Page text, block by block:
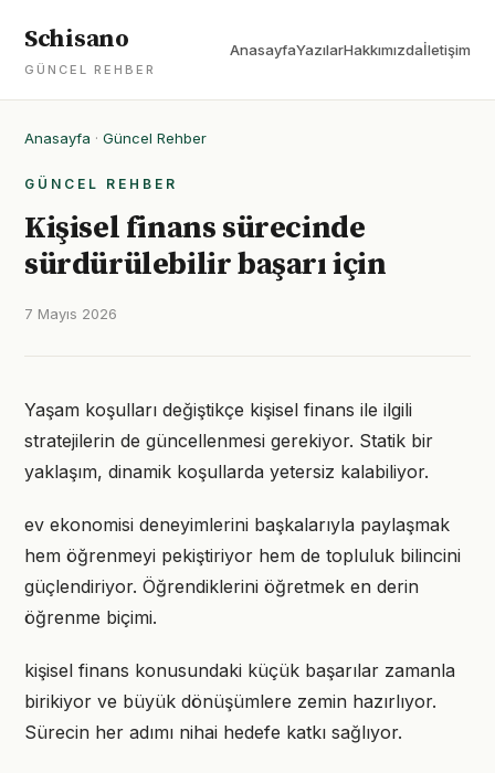
Schisano
GÜNCEL REHBER
AnasayfaYazılarHakkımızdaİletişim
Anasayfa · Güncel Rehber
GÜNCEL REHBER
Kişisel finans sürecinde
sürdürülebilir başarı için
7 Mayıs 2026
Yaşam koşulları değiştikçe kişisel finans ile ilgili
stratejilerin de güncellenmesi gerekiyor. Statik bir
yaklaşım, dinamik koşullarda yetersiz kalabiliyor.
ev ekonomisi deneyimlerini başkalarıyla paylaşmak
hem öğrenmeyi pekiştiriyor hem de topluluk bilincini
güçlendiriyor. Öğrendiklerini öğretmek en derin
öğrenme biçimi.
kişisel finans konusundaki küçük başarılar zamanla
birikiyor ve büyük dönüşümlere zemin hazırlıyor.
Sürecin her adımı nihai hedefe katkı sağlıyor.